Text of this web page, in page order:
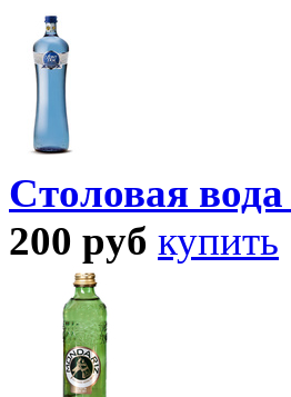
Столовая
200 руб купить